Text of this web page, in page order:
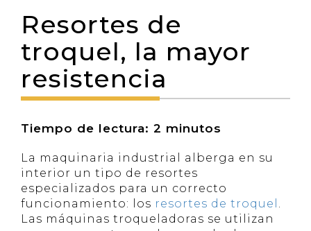
Resortes de
troquel, la mayor
resistencia
Tiempo de lectura: 2 minutos
La maquinaria industrial alberga en su
interior un tipo de resortes
especializados para un correcto
funcionamiento: los resortes de troquel .
Las máquinas troqueladoras se utilizan